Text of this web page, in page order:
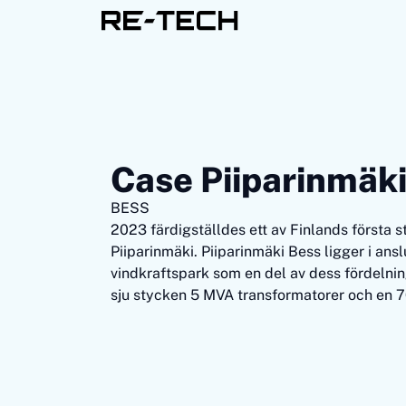
Case
BESS
2023 färdigställdes ett av Finlands första
Piiparinmäki. Piiparinmäki Bess ligger i
vindkraftspark som en del av dess
sju stycken 5 MVA transformatorer och en